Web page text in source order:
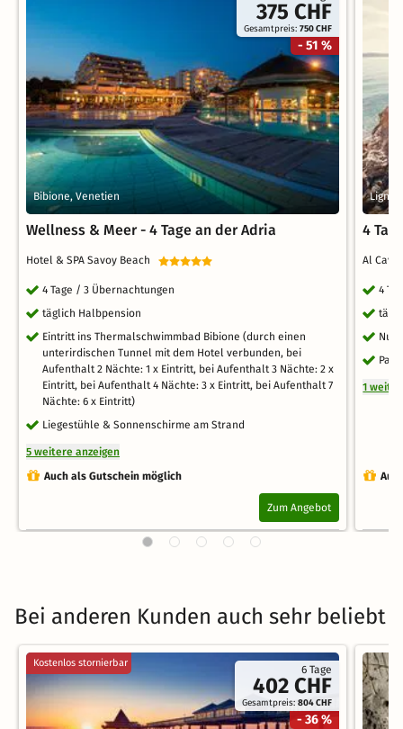
375 CHF
Gesamtpreis:750 CHF
- 51 %
Bibione, Venetien
Wellness & Meer - 4 Tage an der Adria
Hotel & SPA Savoy Beach
4 Tage / 3 Übernachtungen
täglich Halbpension
Eintritt ins Thermalschwimmbad Bibione (durch einen
unterirdischen Tunnel mit dem Hotel verbunden, bei
Aufenthalt 2 Nächte: 1 x Eintritt, bei Aufenthalt 3 Nächte: 2 x
Eintritt, bei Aufenthalt 4 Nächte: 3 x Eintritt, bei Aufenthalt 7
Nächte: 6 x Eintritt)
Liegestühle & Sonnenschirme am Strand
5 weitere anzeigen
Auch als Gutschein möglich
Zum Angebot
4
Al
4
1
Bei anderen Kunden auch sehr beliebt
6 Tage
402 CHF
Gesamtpreis:804 CHF
- 36 %
Kostenlos stornierbar